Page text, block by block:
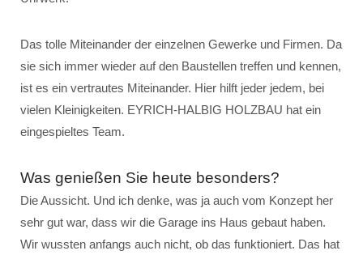
Das tolle Miteinander der einzelnen Gewerke und Firmen. Da
sie sich immer wieder auf den Baustellen treffen und kennen,
ist es ein vertrautes Miteinander. Hier hilft jeder jedem, bei
vielen Kleinigkeiten. EYRICH-HALBIG HOLZBAU hat ein
eingespieltes Team.
Was genießen Sie heute besonders?
Die Aussicht. Und ich denke, was ja auch vom Konzept her
sehr gut war, dass wir die Garage ins Haus gebaut haben.
Wir wussten anfangs auch nicht, ob das funktioniert. Das hat